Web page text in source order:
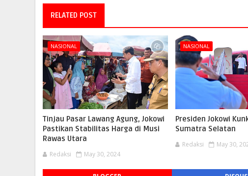
RELATED POST
NASIONAL
Tinjau Pasar Lawang Agung, Jokowi
Pastikan Stabilitas Harga di Musi
Rawas Utara
Redaksi May 30, 2024
NASIONAL
Presiden Jokowi
Sumatra Selatan
Redaksi May 30,